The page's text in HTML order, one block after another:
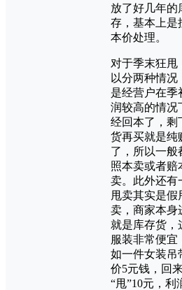
放了好几年的
存，基本上是
本价处理。
对于季末狂甩
以分两种情况
是经营户在季
润较高的情况
经回本了，剩
货再买就是纯
了，所以一般
照本卖或者赔
卖。此外还有
甩卖其实是假
卖，商家本身
就是库存货，
服装非常便宜
如一件女装吊
价5元钱，回
“甩”10元，利